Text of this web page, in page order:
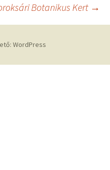
Botanikus Kert →
WordPress